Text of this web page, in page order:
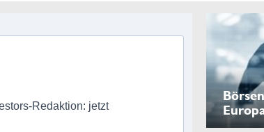
Redaktion: jetzt